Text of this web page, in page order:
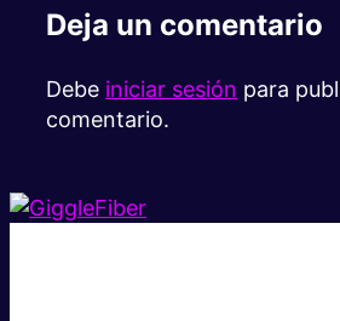
Deja un comentario
Debe iniciar sesión para
comentario.